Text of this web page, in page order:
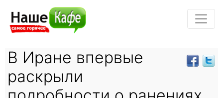
В Иране впервые
раскрыли